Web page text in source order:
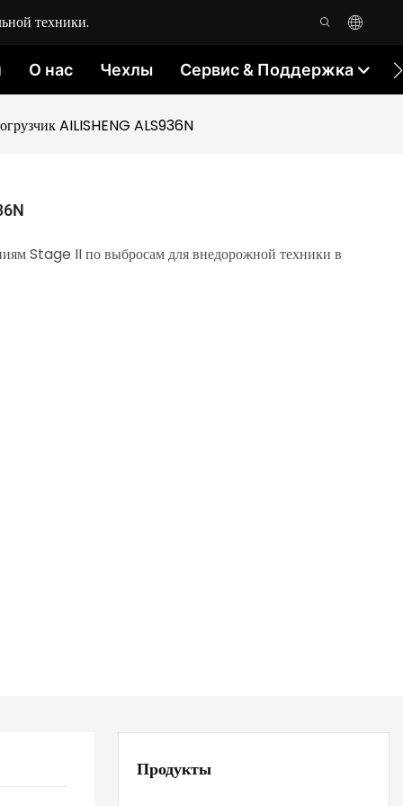
техники.
О нас Чехлы Сервис & Поддержка
AILISHENG ALS936N
Stage II по выбросам для внедорожной техники в
Продукты